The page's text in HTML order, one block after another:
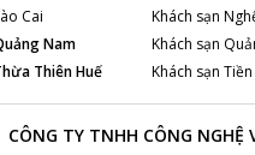
Cai Khách sạn
Nam Khách sạn
Thiên Huế Khách sạn
CÔNG TY TNHH CÔNG NGHỆ